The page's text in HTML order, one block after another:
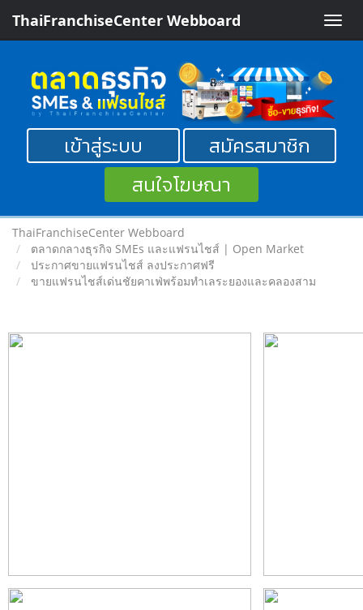
Toggle
ThaiFranchiseCenter Webboard
เข้าสู่ระบบ
สมัครสมาชิก
สนใจโฆษณา
ThaiFranchiseCenter Webboard
ตลาดกลางธุรกิจ SMEs และแฟรนไชส์ | Open Market
ประกาศขายแฟรนไชส์ ลงประกาศฟรี
ขายแฟรนไชส์เด่นชัยคาเฟ่พร้อมทำเลระยองและคลองสาม